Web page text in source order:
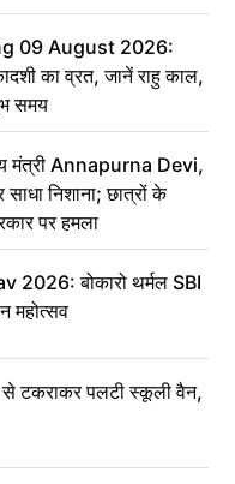
09 August 2026:
का व्रत, जानें राहु काल,
समय
मंत्री Annapurna Devi,
निशाना; छात्रों के
पर हमला
बोकारो थर्मल SBI
महोत्सव
टकराकर पलटी स्कूली वैन,